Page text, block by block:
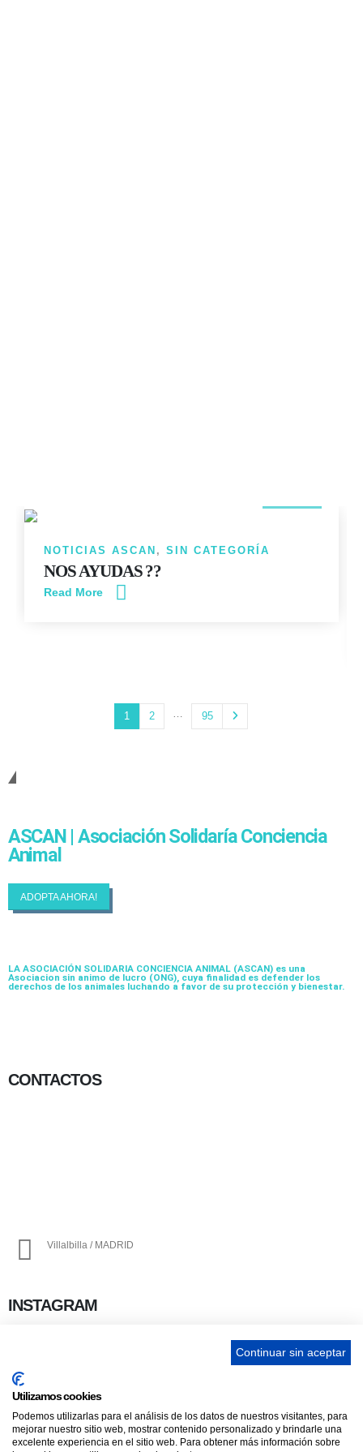
NOTICIAS ASCAN , SIN CATEGORÍA
NOS AYUDAS ??
Read More
1 2 … 95
ASCAN | Asociación Solidaría Conciencia
Animal
ADOPTA AHORA!
LA ASOCIACIÓN SOLIDARIA CONCIENCIA ANIMAL (ASCAN) es una
Asociacion sin animo de lucro (ONG), cuya finalidad es defender los
derechos de los animales luchando a favor de su protección y bienestar.
CONTACTOS
Villalbilla / MADRID
INSTAGRAM
ENLACES
Contacta
Adopta un perro
Continuar sin aceptar
Utilizamos cookies
Podemos utilizarlas para el análisis de los datos de nuestros visitantes, para
mejorar nuestro sitio web, mostrar contenido personalizado y brindarle una
excelente experiencia en el sitio web. Para obtener más información sobre